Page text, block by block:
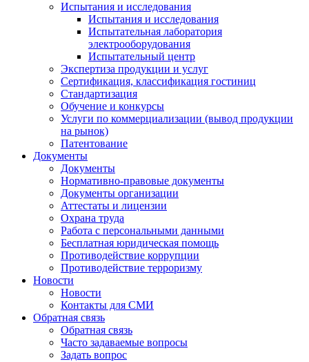
Испытания и исследования
Испытания и исследования
Испытательная лаборатория
электрооборудования
Испытательный центр
Экспертиза продукции и услуг
Сертификация, классификация гостиниц
Стандартизация
Обучение и конкурсы
Услуги по коммерциализации (вывод продукции
на рынок)
Патентование
Документы
Документы
Нормативно-правовые документы
Документы организации
Аттестаты и лицензии
Охрана труда
Работа с персональными данными
Бесплатная юридическая помощь
Противодействие коррупции
Противодействие терроризму
Новости
Новости
Контакты для СМИ
Обратная связь
Обратная связь
Часто задаваемые вопросы
Задать вопрос